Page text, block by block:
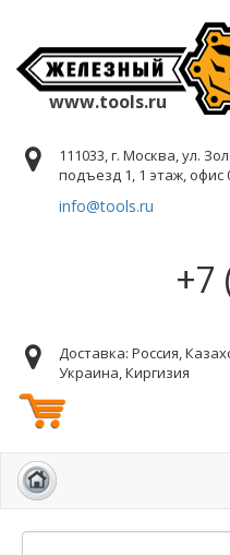
www.tools.ru
111033, г. Москва, ул.
подъезд 1, 1 этаж, офис
info@tools.ru
+7
Доставка: Россия,
Украина, Киргизия